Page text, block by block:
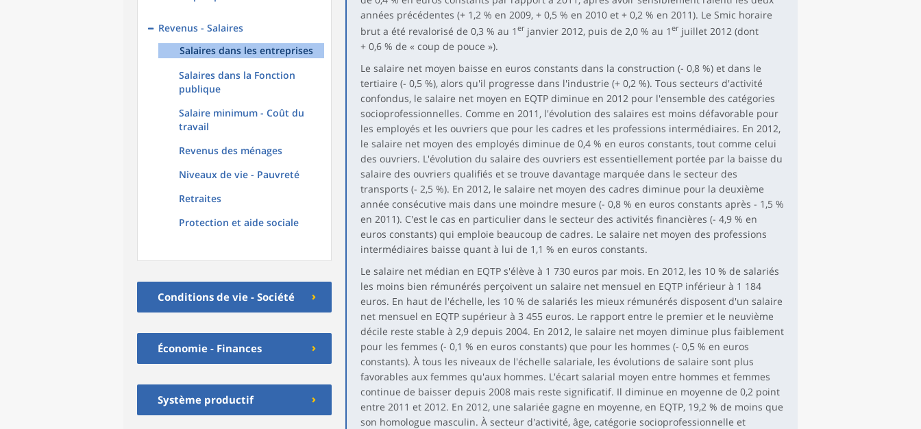
Revenus - Salaires
Salaires dans les entreprises
Salaires dans la Fonction
publique
Salaire minimum - Coût du
travail
Revenus des ménages
Niveaux de vie - Pauvreté
Retraites
Protection et aide sociale
Conditions de vie - Société
Économie - Finances
Système productif
années précédentes (+ 1,2 % en 2009, + 0,5 % en 2010 et + 0,2 % en 2011). Le Smic horaire
brut a été revalorisé de 0,3 % au 1 erjanvier 2012, puis de 2,0 % au 1 erjuillet 2012 (dont
+ 0,6 % de « coup de pouce »).
Le salaire net moyen baisse en euros constants dans la construction (- 0,8 %) et dans le
tertiaire (- 0,5 %), alors qu'il progresse dans l'industrie (+ 0,2 %). Tous secteurs d'activité
confondus, le salaire net moyen en EQTP diminue en 2012 pour l'ensemble des catégories
socioprofessionnelles. Comme en 2011, l'évolution des salaires est moins défavorable pour
les employés et les ouvriers que pour les cadres et les professions intermédiaires. En 2012,
le salaire net moyen des employés diminue de 0,4 % en euros constants, tout comme celui
des ouvriers. L'évolution du salaire des ouvriers est essentiellement portée par la baisse du
salaire des ouvriers qualifiés et se trouve davantage marquée dans le secteur des
transports (- 2,5 %). En 2012, le salaire net moyen des cadres diminue pour la deuxième
année consécutive mais dans une moindre mesure (- 0,8 % en euros constants après - 1,5 %
en 2011). C'est le cas en particulier dans le secteur des activités financières (- 4,9 % en
euros constants) qui emploie beaucoup de cadres. Le salaire net moyen des professions
intermédiaires baisse quant à lui de 1,1 % en euros constants.
Le salaire net médian en EQTP s'élève à 1 730 euros par mois. En 2012, les 10 % de salariés
les moins bien rémunérés perçoivent un salaire net mensuel en EQTP inférieur à 1 184
euros. En haut de l'échelle, les 10 % de salariés les mieux rémunérés disposent d'un salaire
net mensuel en EQTP supérieur à 3 455 euros. Le rapport entre le premier et le neuvième
décile reste stable à 2,9 depuis 2004. En 2012, le salaire net moyen diminue plus faiblement
pour les femmes (- 0,1 % en euros constants) que pour les hommes (- 0,5 % en euros
constants). À tous les niveaux de l'échelle salariale, les évolutions de salaire sont plus
favorables aux femmes qu'aux hommes. L'écart salarial moyen entre hommes et femmes
continue de baisser depuis 2008 mais reste significatif. Il diminue en moyenne de 0,2 point
entre 2011 et 2012. En 2012, une salariée gagne en moyenne, en EQTP, 19,2 % de moins que
son homologue masculin. À secteur d'activité, âge, catégorie socioprofessionnelle et